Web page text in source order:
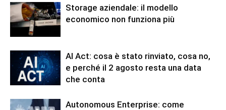
Storage aziendale: il modello
economico non funziona più
AI Act: cosa è stato rinviato, cosa no,
e perché il 2 agosto resta una data
che conta
Autonomous Enterprise: come